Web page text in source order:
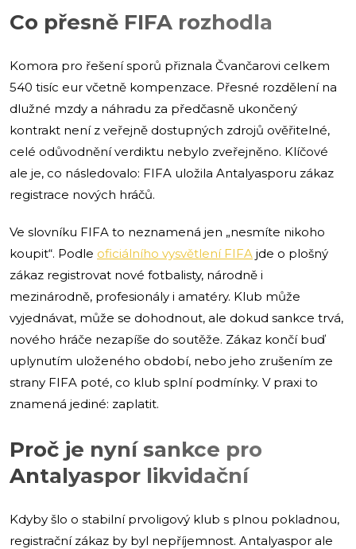
Co přesně FIFA rozhodla
Komora pro řešení sporů přiznala Čvančarovi celkem
540 tisíc eur včetně kompenzace. Přesné rozdělení na
dlužné mzdy a náhradu za předčasně ukončený
kontrakt není z veřejně dostupných zdrojů ověřitelné,
celé odůvodnění verdiktu nebylo zveřejněno. Klíčové
ale je, co následovalo: FIFA uložila Antalyasporu zákaz
registrace nových hráčů.
Ve slovníku FIFA to neznamená jen „nesmíte nikoho
koupit“. Podle oficiálního vysvětlení FIFA jde o plošný
zákaz registrovat nové fotbalisty, národně i
mezinárodně, profesionály i amatéry. Klub může
vyjednávat, může se dohodnout, ale dokud sankce trvá,
nového hráče nezapíše do soutěže. Zákaz končí buď
uplynutím uloženého období, nebo jeho zrušením ze
strany FIFA poté, co klub splní podmínky. V praxi to
znamená jediné: zaplatit.
Proč je nyní sankce pro
Antalyaspor likvidační
Kdyby šlo o stabilní prvoligový klub s plnou pokladnou,
registrační zákaz by byl nepříjemnost. Antalyaspor ale